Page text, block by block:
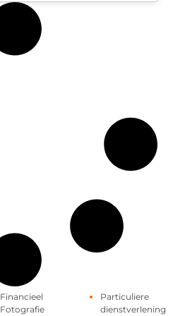
Financieel
Fotografie
Particuliere
dienstverlening